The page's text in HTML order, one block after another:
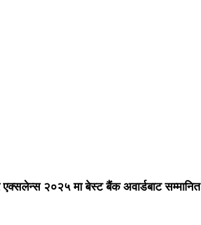
२०२५ मा बेस्ट बैंक अवार्डबाट सम्मानित